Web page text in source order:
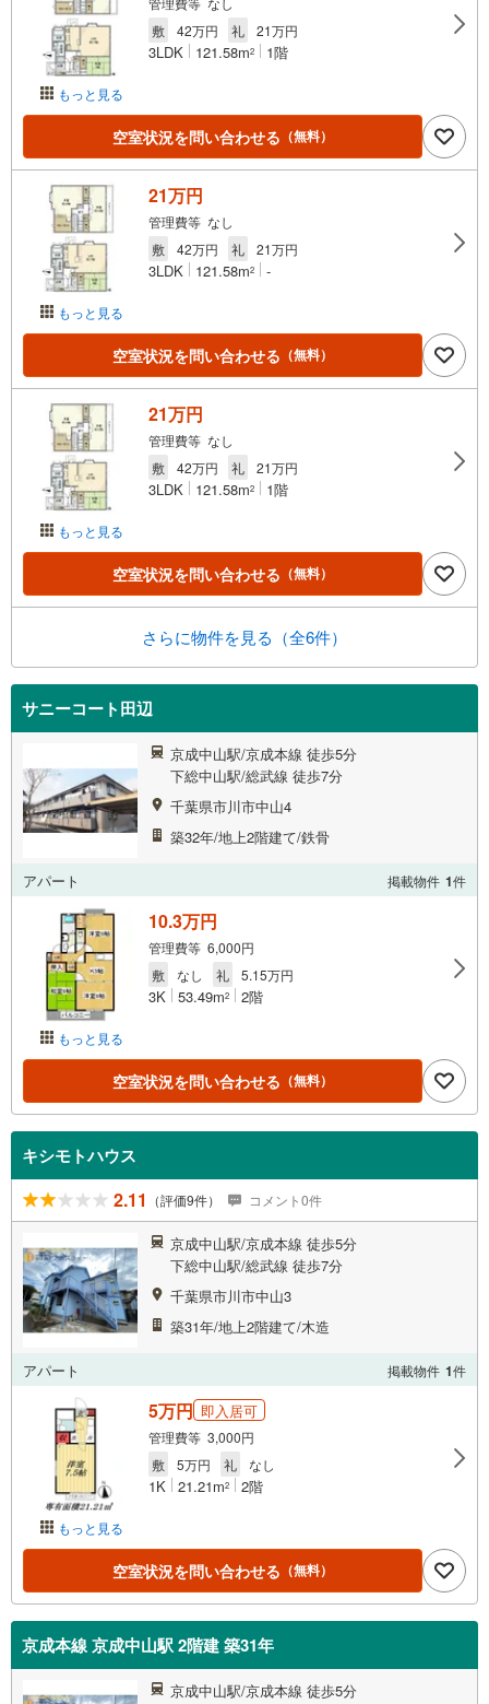
もっと見る
敷
42万円 礼 21万円
3LDK 121.58m2 1階
空室状況を問い合わせる （無料）
もっと見る
21万円
管理費等 なし
敷
42万円 礼 21万円
3LDK 121.58m2 -
空室状況を問い合わせる （無料）
もっと見る
21万円
管理費等 なし
敷
42万円 礼 21万円
3LDK 121.58m2 1階
空室状況を問い合わせる （無料）
さらに物件を見る（全6件）
サニーコート田辺
京成中山駅/京成本線 徒歩5分
下総中山駅/総武線 徒歩7分
千葉県市川市中山4
築32年/地上2階建て/鉄骨
アパート 掲載物件 1件
もっと見る
10.3万円
管理費等 6,000円
敷
なし 礼 5.15万円
3K 53.49m2 2階
空室状況を問い合わせる （無料）
キシモトハウス
2.11 （評価9件） コメント0件
京成中山駅/京成本線 徒歩5分
下総中山駅/総武線 徒歩7分
千葉県市川市中山3
築31年/地上2階建て/木造
アパート 掲載物件 1件
もっと見る
5万円 即入居可
管理費等 3,000円
敷
5万円 礼 なし
1K 21.21m2 2階
空室状況を問い合わせる （無料）
京成本線 京成中山駅 2階建 築31年
京成中山駅/京成本線 徒歩5分